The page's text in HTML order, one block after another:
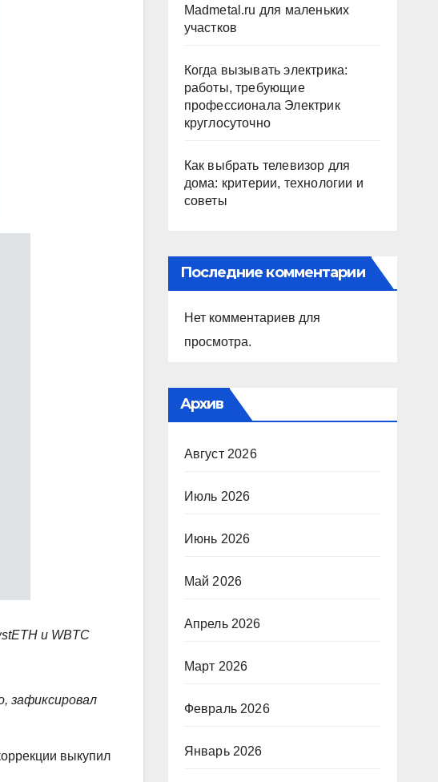
и WBTC
зафиксировал
выкупил
Madmetal.ru для маленьких
участков
Когда вызывать электрика:
работы, требующие
профессионала Электрик
круглосуточно
Как выбрать телевизор для
дома: критерии, технологии и
советы
Последние комментарии
Нет комментариев для
просмотра.
Архив
Август 2026
Июль 2026
Июнь 2026
Май 2026
Апрель 2026
Март 2026
Февраль 2026
Январь 2026